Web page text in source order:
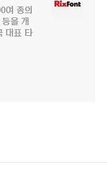
종의
을 개
대표 타